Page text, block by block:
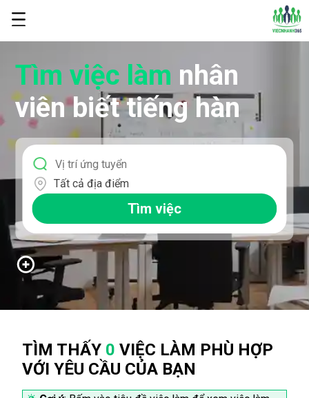
Tìm việc làm nhân
viên biết tiếng hàn
Tất cả địa điểm
Tìm việc
TÌM THẤY 0 VIỆC LÀM PHÙ HỢP
VỚI YÊU CẦU CỦA BẠN